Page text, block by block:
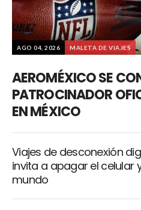
AGO 04, 2026 MALETA DE VIAJES
AEROMÉXICO SE
PATROCINADOR
EN MÉXICO
Viajes de desconexión
invita a apagar el celular
mundo